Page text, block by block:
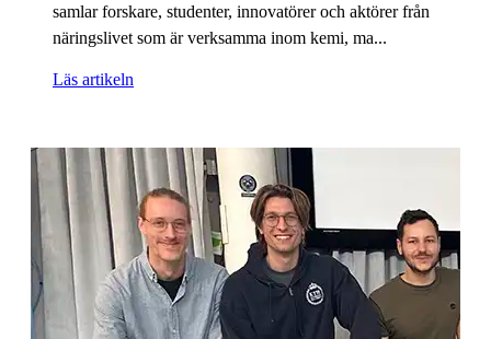
samlar forskare, studenter, innovatörer och aktörer från
näringslivet som är verksamma inom kemi, ma...
Läs artikeln